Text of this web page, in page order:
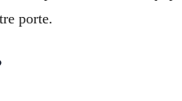
porte.